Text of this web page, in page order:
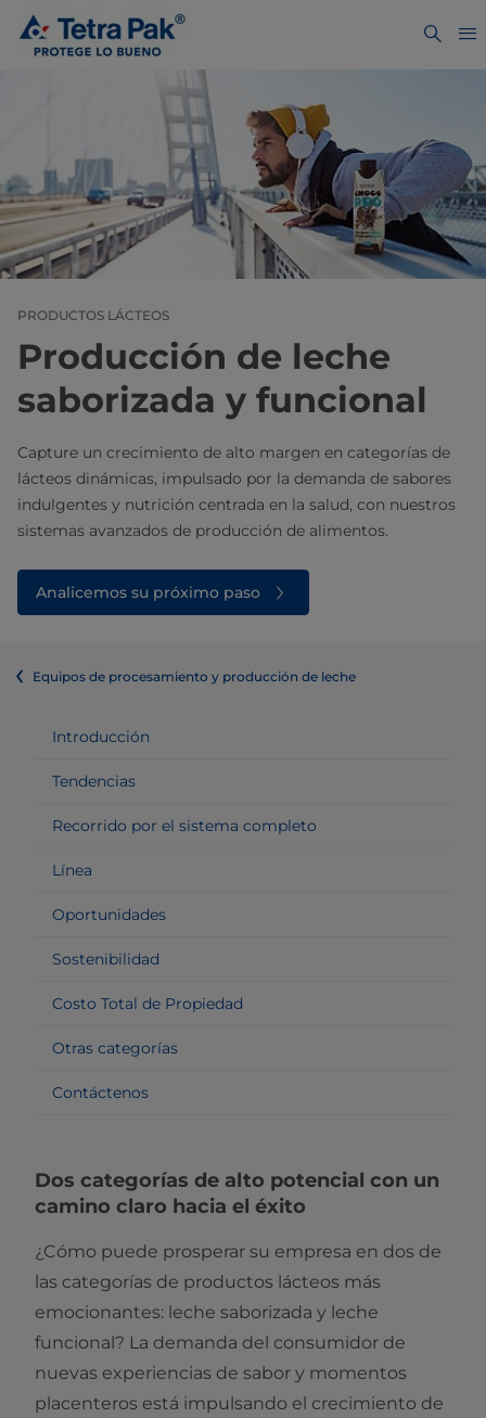
PRODUCTOS LÁCTEOS
Producción de leche
saborizada y funcional
Capture un crecimiento de alto margen en categorías de
lácteos dinámicas, impulsado por la demanda de sabores
indulgentes y nutrición centrada en la salud, con nuestros
sistemas avanzados de producción de alimentos.
Analicemos su próximo paso
Equipos de procesamiento y producción de leche
Introducción
Tendencias
Recorrido por el sistema completo
Línea
Oportunidades
Sostenibilidad
Costo Total de Propiedad
Otras categorías
Contáctenos
Dos categorías de alto potencial con un
camino claro hacia el éxito
¿Cómo puede prosperar su empresa en dos de
las categorías de productos lácteos más
emocionantes: leche saborizada y leche
funcional? La demanda del consumidor de
nuevas experiencias de sabor y momentos
placenteros está impulsando el crecimiento de